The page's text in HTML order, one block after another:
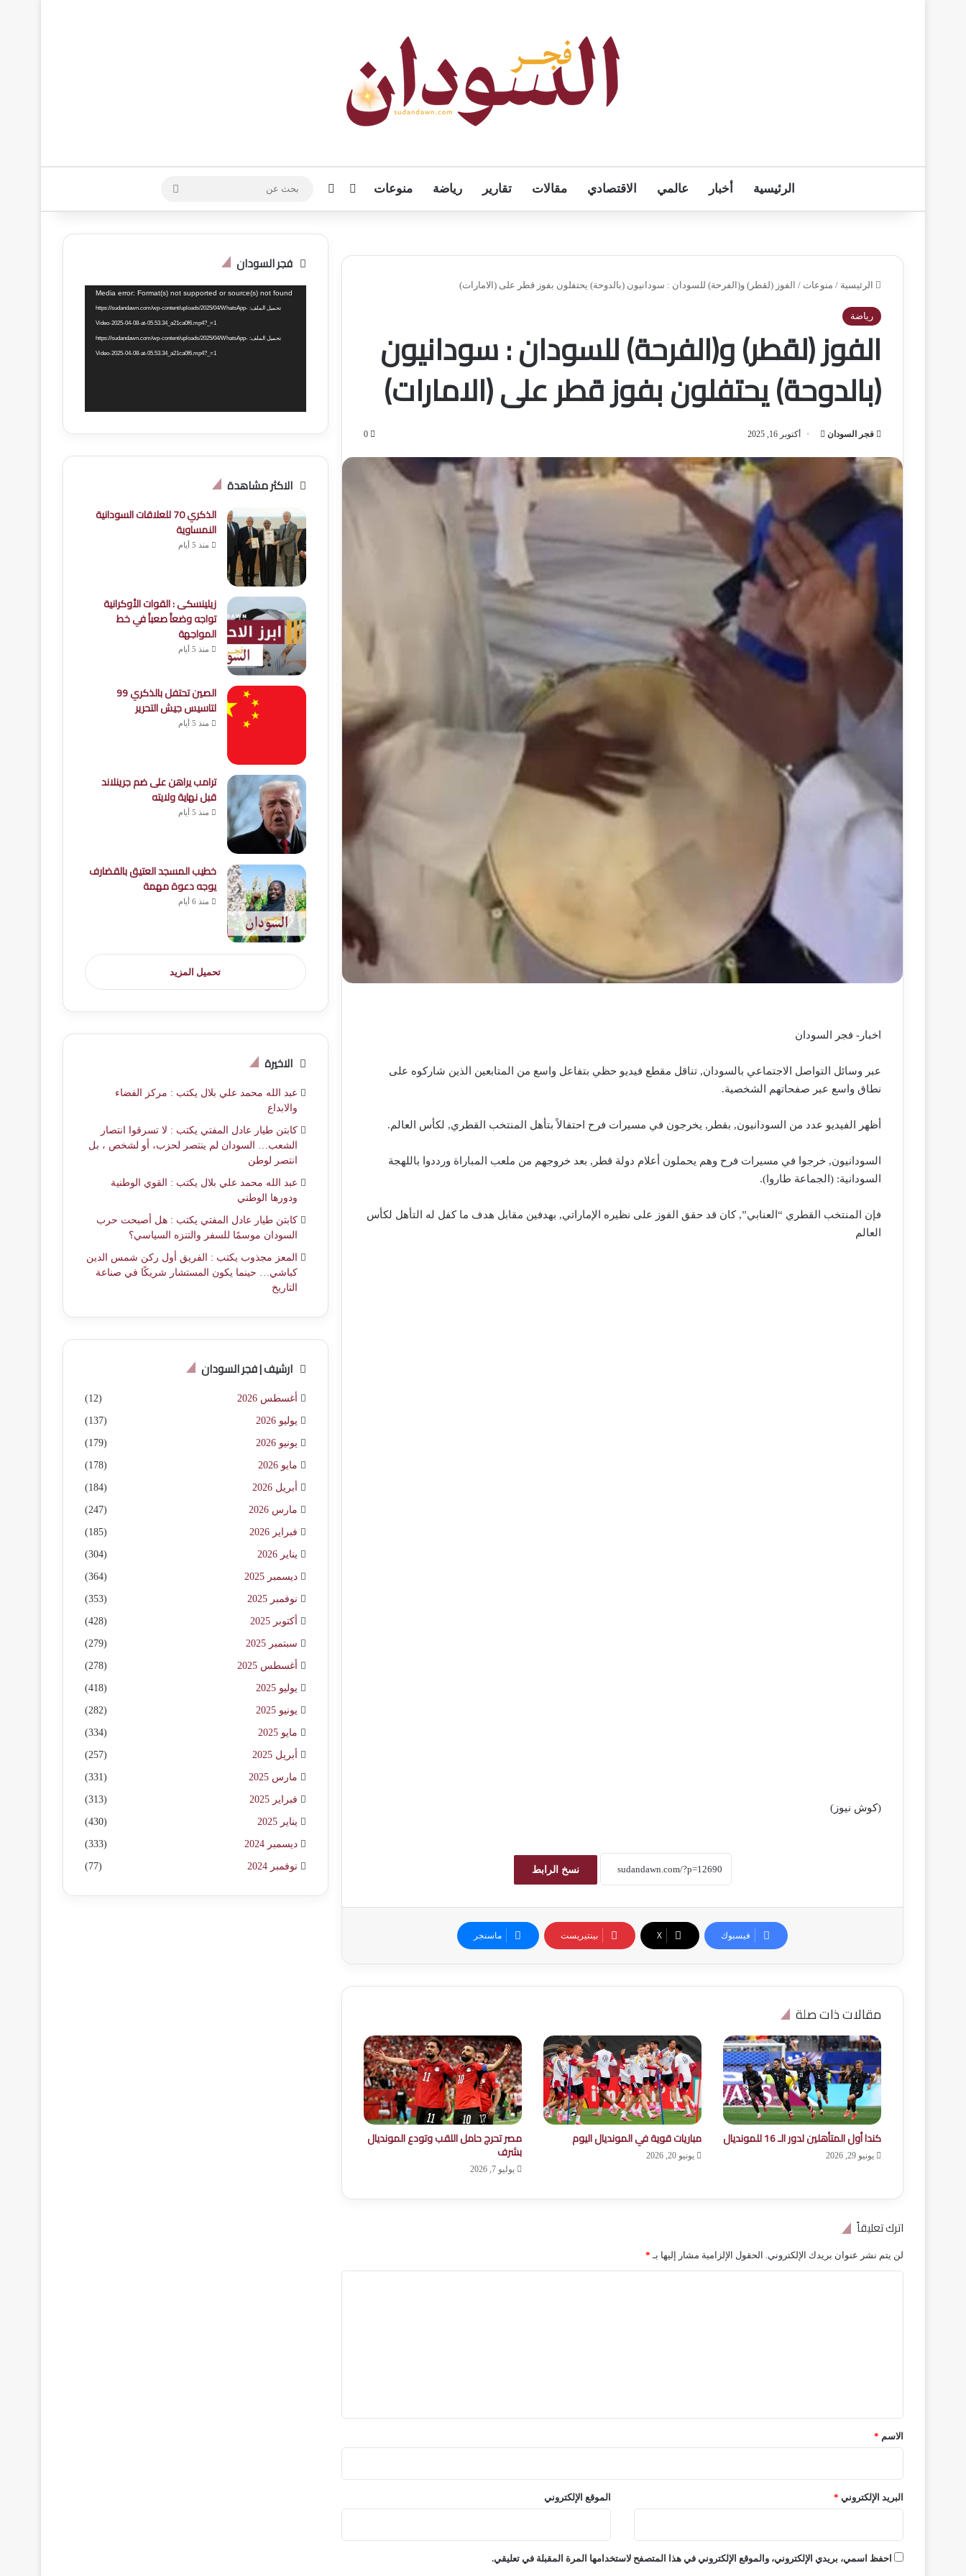
الرئيسية أخبار عالمي الاقتصادي مقالات تقارير رياضة منوعات تسجيل الدخول
الوضع المظلم
الرئيسية / منوعات / الفوز (لقطر) و(الفرحة) للسودان : سودانيون (بالدوحة) يحتفلون بفوز قطر على (الامارات)
رياضة
الفوز (لقطر) و(الفرحة) للسودان : سودانيون
(بالدوحة) يحتفلون بفوز قطر على (الامارات)
فجر السودان
ي
ا
أكتوبر 16, 2025 0
اخبار- فجر السودان
عبر وسائل التواصل الاجتماعي بالسودان, تناقل مقطع فيديو حظي بتفاعل واسع من المتابعين الذين شاركوه على
نطاق واسع عبر صفحاتهم الشخصية.
أظهر الفيديو عدد من السودانيون, بقطر, يخرجون في مسيرات فرح احتفالاً بتأهل المنتخب القطري, لكأس العالم.
السودانيون, خرجوا في مسيرات فرح وهم يحملون أعلام دولة قطر, بعد خروجهم من ملعب المباراة ورددوا باللهجة
السودانية: (الجماعة طاروا).
فإن المنتخب القطري “العنابي”, كان قد حقق الفوز على نظيره الإماراتي, بهدفين مقابل هدف ما كفل له التأهل لكأس
العالم
(كوش نيوز)
نسخ الرابط
فيسبوك ‫X بينتيريست ماسنجر
مقالات ذات صلة
كندا أول المتأهلين لدور الـ 16 للمونديال
يونيو 29, 2026
مباريات قوية في المونديال اليوم
يونيو 20, 2026
مصر تحرج حامل اللقب وتودع المونديال
بشرف
يوليو 7, 2026
اترك تعليقاً
لن يتم نشر عنوان بريدك الإلكتروني. الحقول الإلزامية مشار إليها بـ *
*الاسم *
البريد الإلكتروني * الموقع الإلكتروني
احفظ اسمي، بريدي الإلكتروني، والموقع الإلكتروني في هذا المتصفح لاستخدامها المرة المقبلة في تعليقي.
فجر السودان
مشغل
الفيديو
Media error: Format(s) not supported or source(s) not found
تحميل الملف: https://sudandawn.com/wp-content/uploads/2025/04/WhatsApp-
Video-2025-04-08-at-05.53.34_a21ca0f6.mp4?_=1
تحميل الملف: https://sudandawn.com/wp-content/uploads/2025/04/WhatsApp-
Video-2025-04-08-at-05.53.34_a21ca0f6.mp4?_=1
الاكثر مشاهدة
الذكري 70 للعلاقات السودانية
النمساوية
منذ 5 أيام
زيلينسكى : القوات الأوكرانية
تواجه وضعاََ صعباََ في خط
المواجهة
منذ 5 أيام
الصين تحتفل بالذكري 99
لتاسيس جيش التحرير
منذ 5 أيام
ترامب يراهن على ضم جرينلاند
قبل نهاية ولايته
منذ 5 أيام
خطيب المسجد العتيق بالقضارف
يوجه دعوة مهمة
منذ 6 أيام
تحميل المزيد
الاخيرة
عبد الله محمد علي بلال يكتب : مركز الفضاء
والابداع
كابتن طيار عادل المفتي يكتب : لا تسرقوا انتصار
الشعب… السودان لم ينتصر لحزب، أو لشخص ، بل
انتصر لوطن
عبد الله محمد علي بلال يكتب : القوي الوطنية
ودورها الوطني
كابتن طيار عادل المفتي يكتب : هل أصبحت حرب
السودان موسمًا للسفر والتنزه السياسي؟
المعز مجذوب يكتب : الفريق أول ركن شمس الدين
كباشي… حينما يكون المستشار شريكًا في صناعة
التاريخ
ارشيف | فجر السودان
أغسطس 2026 (12)
يوليو 2026 (137)
يونيو 2026 (179)
مايو 2026 (178)
أبريل 2026 (184)
مارس 2026 (247)
فبراير 2026 (185)
يناير 2026 (304)
ديسمبر 2025 (364)
نوفمبر 2025 (353)
أكتوبر 2025 (428)
سبتمبر 2025 (279)
أغسطس 2025 (278)
يوليو 2025 (418)
يونيو 2025 (282)
مايو 2025 (334)
أبريل 2025 (257)
مارس 2025 (331)
فبراير 2025 (313)
يناير 2025 (430)
ديسمبر 2024 (333)
نوفمبر 2024 (77)